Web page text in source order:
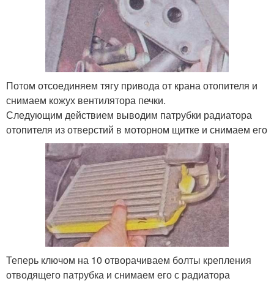
Потом отсоединяем тягу привода от крана отопителя и
снимаем кожух вентилятора печки.
Следующим действием выводим патрубки радиатора
отопителя из отверстий в моторном щитке и снимаем его
Теперь ключом на 10 отворачиваем болты крепления
отводящего патрубка и снимаем его с радиатора